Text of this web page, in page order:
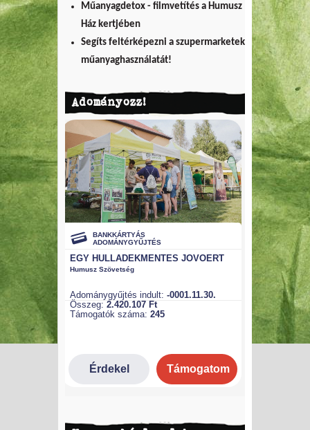
Műanyagdetox - filmvetítés a Humusz
Ház kertjében
Segíts feltérképezni a szupermarketek
műanyaghasználatát!
Adományozz!